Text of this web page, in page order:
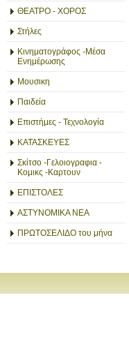
ΘΕΑΤΡΟ - ΧΟΡΟΣ
Στήλες
Κινηματογράφος -Μέσα
Ενημέρωσης
Μουσικη
Παιδεία
Επιστήμες - Τεχνολογία
ΚΑΤΑΣΚΕΥΕΣ
Σκίτσο -Γελοιογραφια -
Κομικς -Καρτουν
ΕΠΙΣΤΟΛΕΣ
ΑΣΤΥΝΟΜΙΚΑ ΝΕΑ
ΠΡΩΤΟΣΕΛΙΔΟ του μήνα